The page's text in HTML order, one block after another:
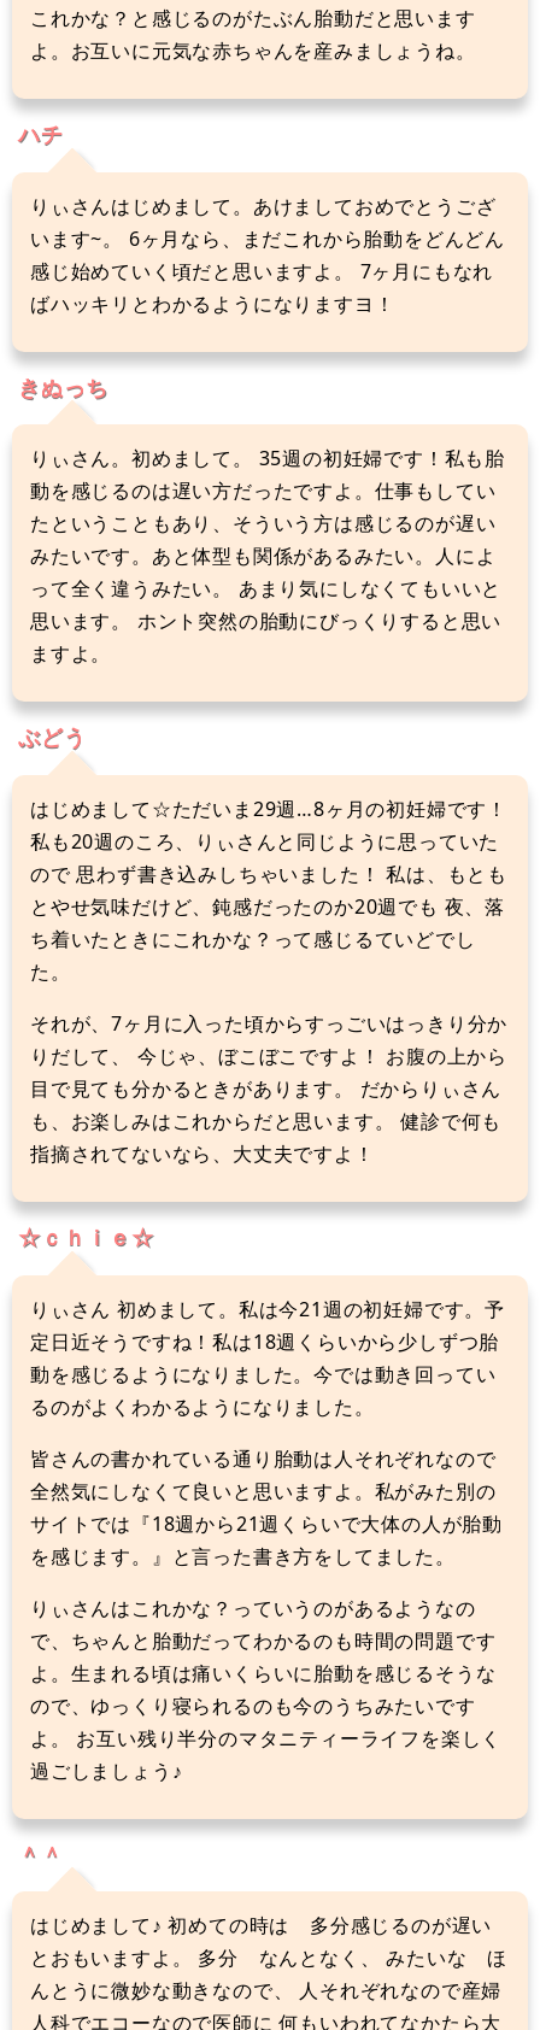
これかな？と感じるのがたぶん胎動だと思います
よ。お互いに元気な赤ちゃんを産みましょうね。
ハチ
りぃさんはじめまして。あけましておめでとうござ
います~。 6ヶ月なら、まだこれから胎動をどんどん
感じ始めていく頃だと思いますよ。 7ヶ月にもなれ
ばハッキリとわかるようになりますヨ！
きぬっち
りぃさん。初めまして。 35週の初妊婦です！私も胎
動を感じるのは遅い方だったですよ。仕事もしてい
たということもあり、そういう方は感じるのが遅い
みたいです。あと体型も関係があるみたい。人によ
って全く違うみたい。 あまり気にしなくてもいいと
思います。 ホント突然の胎動にびっくりすると思い
ますよ。
ぶどう
はじめまして☆ただいま29週…8ヶ月の初妊婦です！
私も20週のころ、りぃさんと同じように思っていた
ので 思わず書き込みしちゃいました！ 私は、もとも
とやせ気味だけど、鈍感だったのか20週でも 夜、落
ち着いたときにこれかな？って感じるていどでし
た。
それが、7ヶ月に入った頃からすっごいはっきり分か
りだして、 今じゃ、ぼこぼこですよ！ お腹の上から
目で見ても分かるときがあります。 だからりぃさん
も、お楽しみはこれからだと思います。 健診で何も
指摘されてないなら、大丈夫ですよ！
☆ｃｈｉｅ☆
りぃさん 初めまして。私は今21週の初妊婦です。予
定日近そうですね！私は18週くらいから少しずつ胎
動を感じるようになりました。今では動き回ってい
るのがよくわかるようになりました。
皆さんの書かれている通り胎動は人それぞれなので
全然気にしなくて良いと思いますよ。私がみた別の
サイトでは『18週から21週くらいで大体の人が胎動
を感じます。』と言った書き方をしてました。
りぃさんはこれかな？っていうのがあるようなの
で、ちゃんと胎動だってわかるのも時間の問題です
よ。生まれる頃は痛いくらいに胎動を感じるそうな
ので、ゆっくり寝られるのも今のうちみたいです
よ。 お互い残り半分のマタニティーライフを楽しく
過ごしましょう♪
＾＾
はじめまして♪ 初めての時は 多分感じるのが遅い
とおもいますよ。 多分 なんとなく、 みたいな ほ
んとうに微妙な動きなので、 人それぞれなので産婦
人科でエコーなので医師に 何もいわれてなかたら大